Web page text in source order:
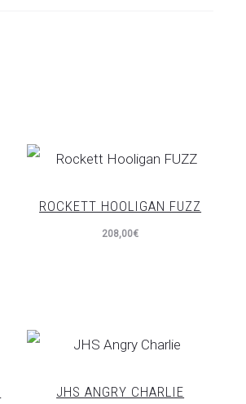
ROCKETT HOOLIGAN FUZZ
208,00€
JHS ANGRY CHARLIE